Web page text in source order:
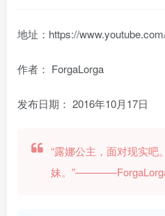
地址：https://
作者： ForgaLorga
发布日期： 2016年10月17日
“露娜公主，面对现实吧
妹。